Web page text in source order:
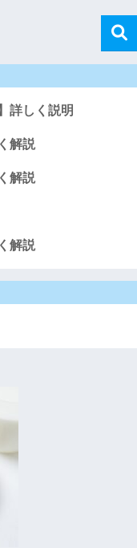
詳しく説明
解説
解説
解説